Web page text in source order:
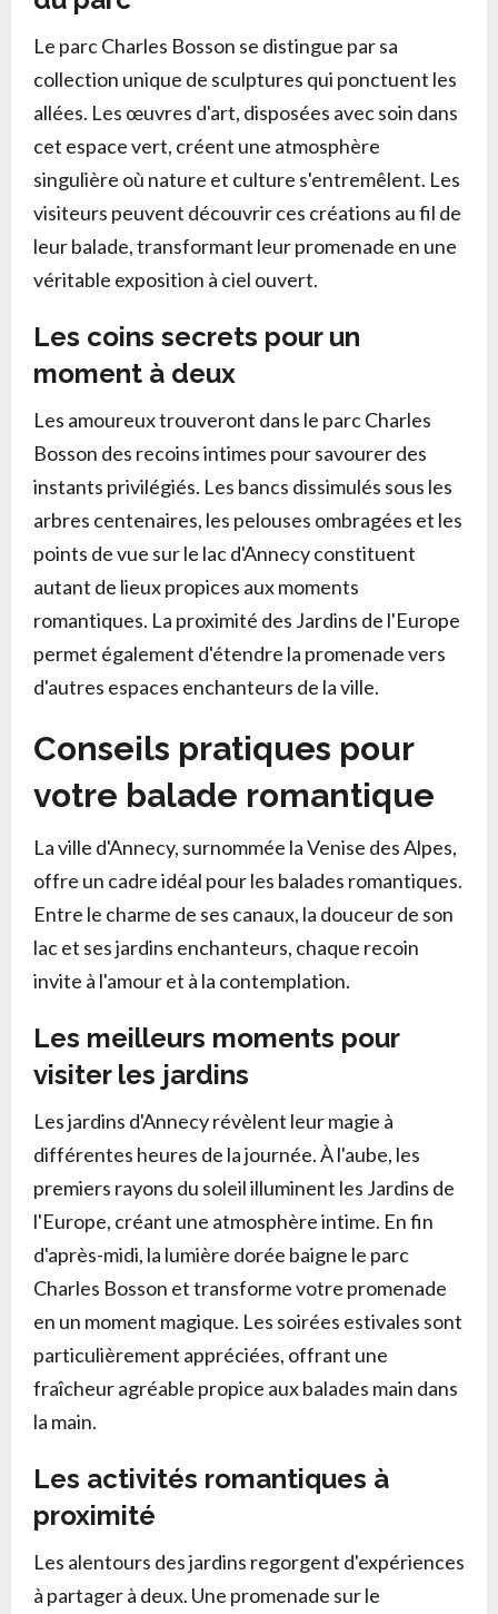
Le parc Charles Bosson se distingue par sa
collection unique de sculptures qui ponctuent les
allées. Les œuvres d'art, disposées avec soin dans
cet espace vert, créent une atmosphère
singulière où nature et culture s'entremêlent. Les
visiteurs peuvent découvrir ces créations au fil de
leur balade, transformant leur promenade en une
véritable exposition à ciel ouvert.
Les coins secrets pour un
moment à deux
Les amoureux trouveront dans le parc Charles
Bosson des recoins intimes pour savourer des
instants privilégiés. Les bancs dissimulés sous les
arbres centenaires, les pelouses ombragées et les
points de vue sur le lac d'Annecy constituent
autant de lieux propices aux moments
romantiques. La proximité des Jardins de l'Europe
permet également d'étendre la promenade vers
d'autres espaces enchanteurs de la ville.
Conseils pratiques pour
votre balade romantique
La ville d'Annecy, surnommée la Venise des Alpes,
offre un cadre idéal pour les balades romantiques.
Entre le charme de ses canaux, la douceur de son
lac et ses jardins enchanteurs, chaque recoin
invite à l'amour et à la contemplation.
Les meilleurs moments pour
visiter les jardins
Les jardins d'Annecy révèlent leur magie à
différentes heures de la journée. À l'aube, les
premiers rayons du soleil illuminent les Jardins de
l'Europe, créant une atmosphère intime. En fin
d'après-midi, la lumière dorée baigne le parc
Charles Bosson et transforme votre promenade
en un moment magique. Les soirées estivales sont
particulièrement appréciées, offrant une
fraîcheur agréable propice aux balades main dans
la main.
Les activités romantiques à
proximité
Les alentours des jardins regorgent d'expériences
à partager à deux. Une promenade sur le